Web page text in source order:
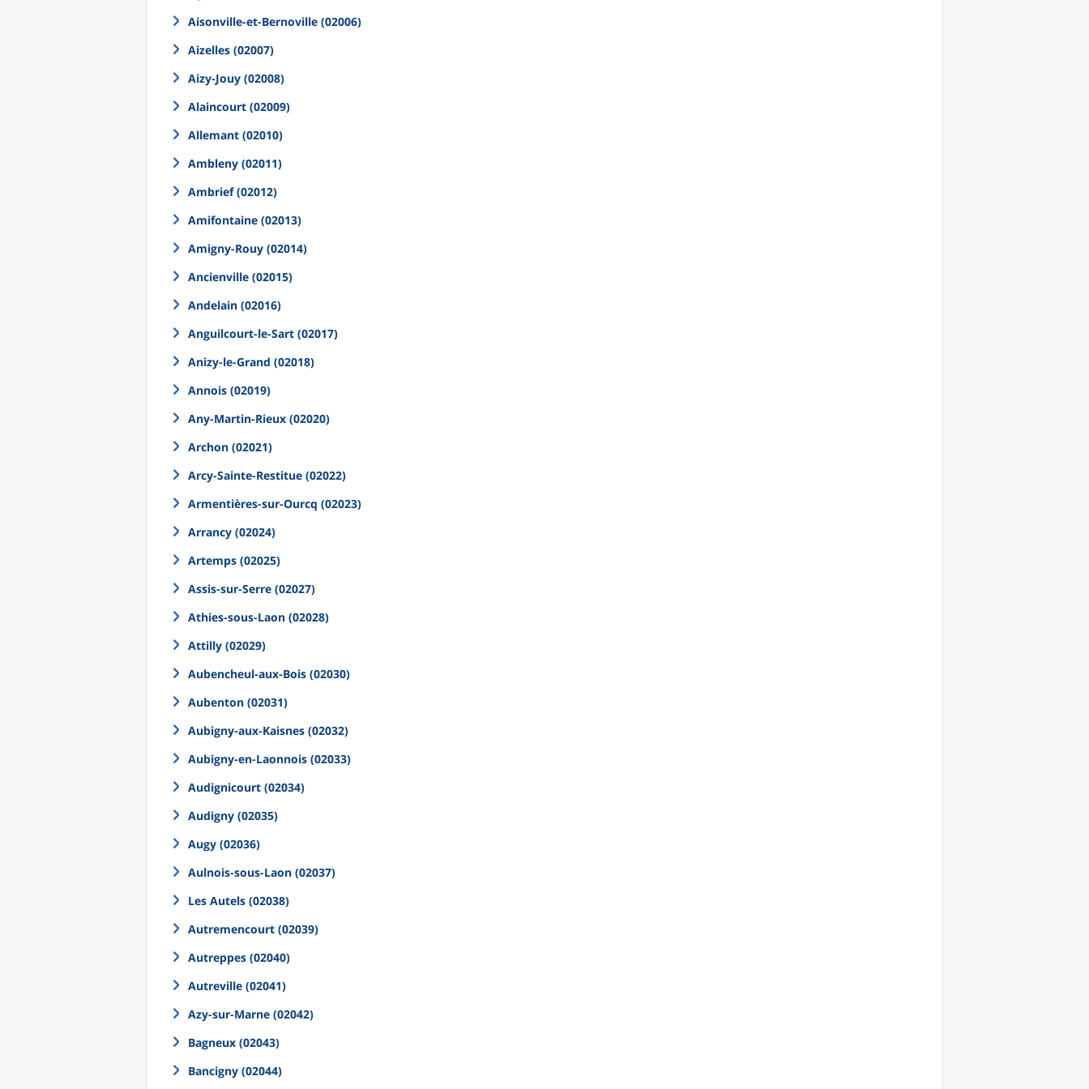
Aisonville-et-Bernoville (02006)
Aizelles (02007)
Aizy-Jouy (02008)
Alaincourt (02009)
Allemant (02010)
Ambleny (02011)
Ambrief (02012)
Amifontaine (02013)
Amigny-Rouy (02014)
Ancienville (02015)
Andelain (02016)
Anguilcourt-le-Sart (02017)
Anizy-le-Grand (02018)
Annois (02019)
Any-Martin-Rieux (02020)
Archon (02021)
Arcy-Sainte-Restitue (02022)
Armentières-sur-Ourcq (02023)
Arrancy (02024)
Artemps (02025)
Assis-sur-Serre (02027)
Athies-sous-Laon (02028)
Attilly (02029)
Aubencheul-aux-Bois (02030)
Aubenton (02031)
Aubigny-aux-Kaisnes (02032)
Aubigny-en-Laonnois (02033)
Audignicourt (02034)
Audigny (02035)
Augy (02036)
Aulnois-sous-Laon (02037)
Les Autels (02038)
Autremencourt (02039)
Autreppes (02040)
Autreville (02041)
Azy-sur-Marne (02042)
Bagneux (02043)
Bancigny (02044)